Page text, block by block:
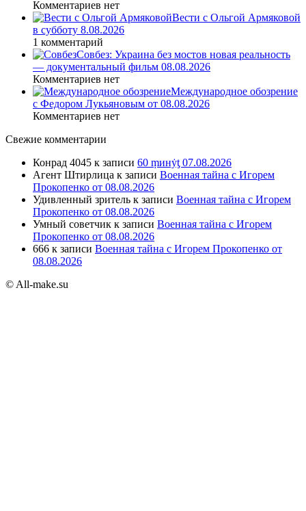
Комментариев нет
Вести с Ольгой Армяковой
в субботу 8.08.2026
1 комментарий
Совбез: Украина без мостов новая реальность
— документальный фильм 08.08.2026
Комментариев нет
Международное обозрение
с Федором Лукьяновым от 08.08.2026
Комментариев нет
Свежие комментарии
Конрад 4045 к записи 60 ṃинẏƫ 07.08.2026
Агент Штирлица к записи Военная тайна с Игорем
Прокопенко от 08.08.2026
Удивленный зритель к записи Военная тайна с Игорем
Прокопенко от 08.08.2026
Умный советчик к записи Военная тайна с Игорем
Прокопенко от 08.08.2026
666 к записи Военная тайна с Игорем Прокопенко от
08.08.2026
© All-make.su